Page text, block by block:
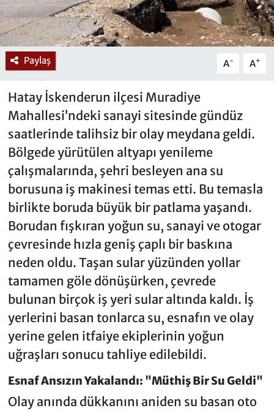
Paylaş A- A+
Hatay İskenderun ilçesi Muradiye
Mahallesi’ndeki sanayi sitesinde gündüz
saatlerinde talihsiz bir olay meydana geldi.
Bölgede yürütülen altyapı yenileme
çalışmalarında, şehri besleyen ana su
borusuna iş makinesi temas etti. Bu temasla
birlikte boruda büyük bir patlama yaşandı.
Borudan fışkıran yoğun su, sanayi ve otogar
çevresinde hızla geniş çaplı bir baskına
neden oldu. Taşan sular yüzünden yollar
tamamen göle dönüşürken, çevrede
bulunan birçok iş yeri sular altında kaldı. İş
yerlerini basan tonlarca su, esnafın ve olay
yerine gelen itfaiye ekiplerinin yoğun
uğraşları sonucu tahliye edilebildi.
Esnaf Ansızın Yakalandı: "Müthiş Bir Su Geldi"
Olay anında dükkanını aniden su basan oto